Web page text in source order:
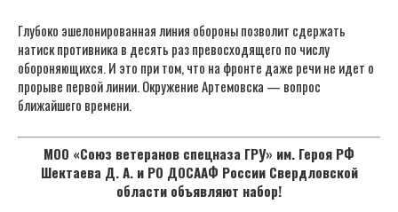
Глубоко эшелонированная линия обороны позволит сдержать
натиск противника в десять раз превосходящего по числу
обороняющихся. И это при том, что на фронте даже речи не идет о
прорыве первой линии. Окружение Артемовска — вопрос
ближайшего времени.
МОО «Союз ветеранов спецназа ГРУ» им. Героя РФ
Шектаева Д. А. и РО ДОСААФ России Свердловской
области объявляют набор!